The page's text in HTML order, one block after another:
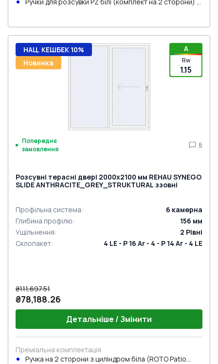
A
Rw
1.15
НАЦ. КЕШБЕК 10%
Новинка
Попереднє
замовлення
6
Розсувні терасні двері 2000x2100 мм REHAU SYNEGO
SLIDE ANTHRACITE_GREY_STRUKTURAL ззовні
Профільна система: 6 камерна
Глибина профілю: 156 мм
Ущільнення: 2 Рівні
Склопакет: 4 LE - P 16 Ar - 4 - P 14 Ar - 4 LE
₴111,697.51
₴78,188.26
Детальніше / Змінити
Преміальна комплектація
Ручка на 2 сторони з циліндром біла (ROTO Patio